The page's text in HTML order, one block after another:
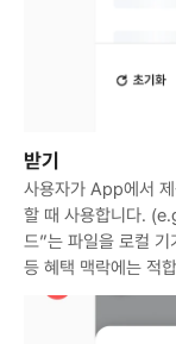
받기
사용자가 App에서 제
할 때 사용합니다.
드”는 파일을 로컬
등 혜택 맥락에는 적